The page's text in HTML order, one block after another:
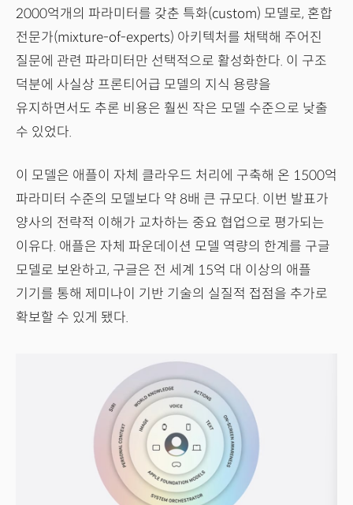
2000억개의 파라미터를 갖춘 특화(custom) 모델로, 혼합
전문가(mixture-of-experts) 아키텍처를 채택해 주어진
질문에 관련 파라미터만 선택적으로 활성화한다. 이 구조
덕분에 사실상 프론티어급 모델의 지식 용량을
유지하면서도 추론 비용은 훨씬 작은 모델 수준으로 낮출
수 있었다.
이 모델은 애플이 자체 클라우드 처리에 구축해 온 1500억
파라미터 수준의 모델보다 약 8배 큰 규모다. 이번 발표가
양사의 전략적 이해가 교차하는 중요 협업으로 평가되는
이유다. 애플은 자체 파운데이션 모델 역량의 한계를 구글
모델로 보완하고, 구글은 전 세계 15억 대 이상의 애플
기기를 통해 제미나이 기반 기술의 실질적 접점을 추가로
확보할 수 있게 됐다.